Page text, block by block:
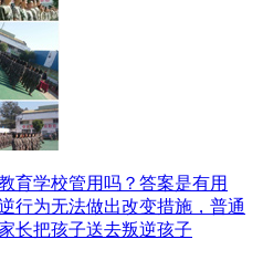
育学校管用吗？答案是有用
行为无法做出改变措施，普通
长把孩子送去叛逆孩子